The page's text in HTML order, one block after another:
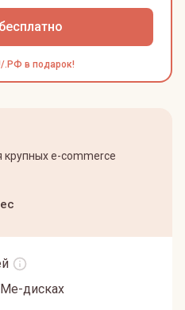
.РФ в подарок!
крупных e-commerce
дисках